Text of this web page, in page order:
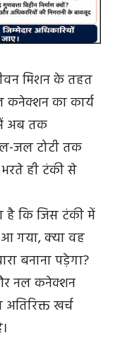
मिशन के तहत
कनेक्शन का कार्य
अब तक
जल टोटी तक
ही टंकी से
है कि जिस टंकी में
आ गया, क्या वह
बनाना पड़ेगा?
नल कनेक्शन
खर्च